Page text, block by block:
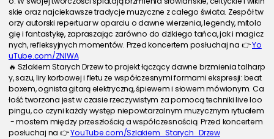
skie oraz najciekawsze tradycje muzyczne z całego świata. Zespół tw
orzy autorski repertuar w oparciu o dawne wierzenia, legendy, mitolo
gię i fantastykę, zapraszając zarówno do dzikiego tańca, jak i magicz
nych, refleksyjnych momentów. Przed koncertem posłuchaj na 👉 Yo
uTube.com/ZNIWA
🔥 Szlakiem Starych Drzew to projekt łączący dawne brzmienia talharp
y, sazu, liry korbowej i fletu ze współczesnymi formami ekspresji: beat
boxem, ognista gitarą elektryczną, śpiewem i słowem mówionym. Ca
łość tworzona jest w czasie rzeczywistym za pomocą techniki live loo
pingu, co czyni każdy występ niepowtarzalnym muzycznym rytuałem
- mostem między przeszłością a współczesnością. Przed koncertem
posłuchaj na 👉 YouTube.com/Szlakiem_Starych_Drzew